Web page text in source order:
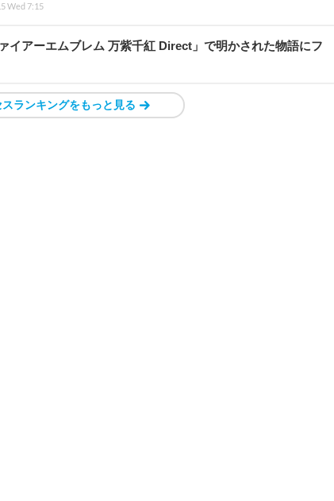
Wed 7:15
イアーエムブレム 万紫千紅 Direct」で明かされた物語にフ
スランキングをもっと見る